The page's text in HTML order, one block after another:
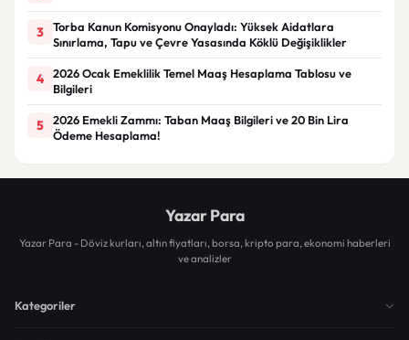
3
Torba Kanun Komisyonu Onayladı: Yüksek Aidatlara
Sınırlama, Tapu ve Çevre Yasasında Köklü Değişiklikler
4
2026 Ocak Emeklilik Temel Maaş Hesaplama Tablosu ve
Bilgileri
5
2026 Emekli Zammı: Taban Maaş Bilgileri ve 20 Bin Lira
Ödeme Hesaplama!
Yazar Para
Yazar Para - Döviz kurları, altın fiyatları, borsa, kripto para, ekonomi haberleri
ve analizler
Kategoriler